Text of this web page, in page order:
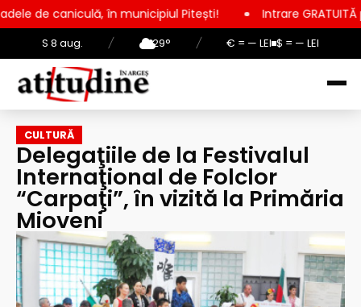
S 8 aug. / 29° / € = — LEI $ = — LEI
în municipiul Pitești! Intrare GRATUITĂ pentru copii,
CULTURĂ
Delegaţiile de la Festivalul
Internaţional de Folclor
“Carpaţi”, în vizită la Primăria
Mioveni